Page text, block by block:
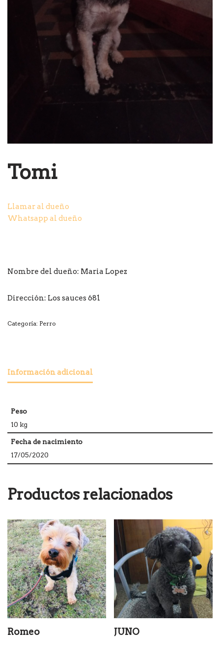
Tomi
Llamar al dueño
Whatsapp al dueño
Nombre del dueño: Maria Lopez
Dirección: Los sauces 681
Categoría: Perro
Información adicional
Peso
10 kg
Fecha de nacimiento
17/05/2020
Productos relacionados
Romeo JUNO